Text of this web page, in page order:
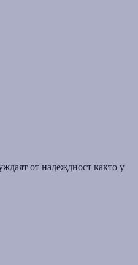
от надеждност както у